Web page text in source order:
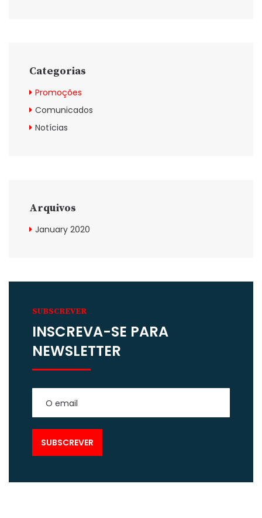
Categorias
Promoções
Comunicados
Notícias
Arquivos
January 2020
SUBSCREVER
INSCREVA-SE PARA
NEWSLETTER